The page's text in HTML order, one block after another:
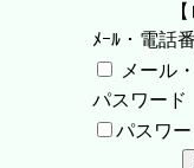
ﾒｰﾙ・電話
メール
パスワード
パスワ